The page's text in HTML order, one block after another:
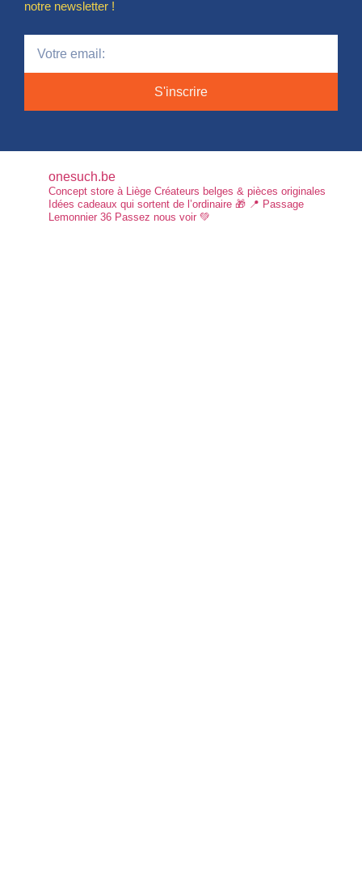
notre newsletter !
S'inscrire
onesuch.be
Concept store à Liège Créateurs belges & pièces originales
Idées cadeaux qui sortent de l’ordinaire 🎁 📍 Passage
Lemonnier 36 Passez nous voir 💚